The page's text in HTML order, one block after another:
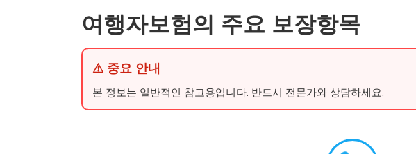
여행자보험의 주요 보장항목
⚠ 중요 안내
본 정보는 일반적인 참고용입니다. 반드시 전문가와 상담하세요.